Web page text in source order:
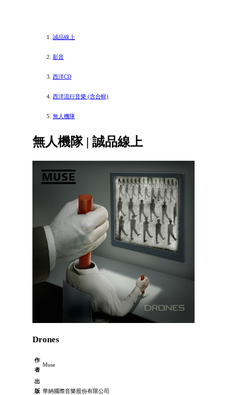
誠品線上
影音
西洋CD
西洋流行音樂 (含合輯)
無人機隊
無人機隊 | 誠品線上
Drones
作
者
Muse
出
版 華納國際音樂股份有限公司